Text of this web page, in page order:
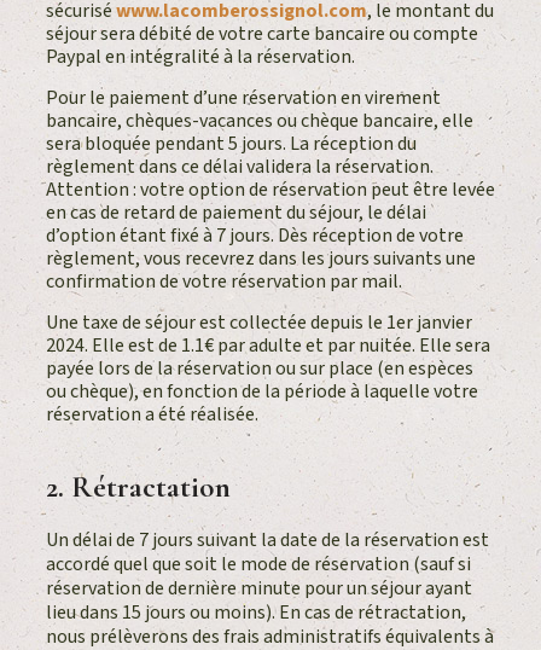
sécuriséwww.lacomberossignol.com, le montant du
séjour sera débité de votre carte bancaire ou compte
Paypal en intégralité à la réservation.
Pour le paiement d’une réservation en virement
bancaire, chèques-vacances ou chèque bancaire, elle
sera bloquée pendant 5 jours. La réception du
règlement dans ce délai validera la réservation.
Attention : votre option de réservation peut être levée
en cas de retard de paiement du séjour, le délai
d’option étant fixé à 7 jours. Dès réception de votre
règlement, vous recevrez dans les jours suivants une
confirmation de votre réservation par mail.
Une taxe de séjour est collectée depuis le 1er janvier
2024. Elle est de 1.1€ par adulte et par nuitée. Elle sera
payée lors de la réservation ou sur place (en espèces
ou chèque), en fonction de la période à laquelle votre
réservation a été réalisée.
2. Rétractation
Un délai de 7 jours suivant la date de la réservation est
accordé quel que soit le mode de réservation (sauf si
réservation de dernière minute pour un séjour ayant
lieu dans 15 jours ou moins). En cas de rétractation,
nous prélèverons des frais administratifs équivalents à